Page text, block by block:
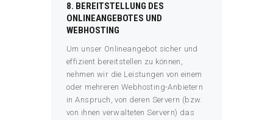
8. BEREITSTELLUNG DES
ONLINEANGEBOTES UND
WEBHOSTING
Um unser Onlineangebot sicher und
effizient bereitstellen zu können,
nehmen wir die Leistungen von einem
oder mehreren Webhosting-Anbietern
in Anspruch, von deren Servern (bzw.
von ihnen verwalteten Servern) das